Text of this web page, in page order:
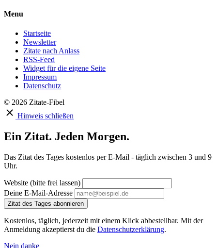
Menu
Startseite
Newsletter
Zitate nach Anlass
RSS-Feed
Widget für die eigene Seite
Impressum
Datenschutz
© 2026 Zitate-Fibel
Hinweis schließen
Ein Zitat. Jeden Morgen.
Das Zitat des Tages kostenlos per E-Mail - täglich zwischen 3 und 9
Uhr.
Website (bitte frei lassen)
Deine E-Mail-Adresse
Zitat des Tages abonnieren
Kostenlos, täglich, jederzeit mit einem Klick abbestellbar. Mit der
Anmeldung akzeptierst du die Datenschutzerklärung.
Nein danke